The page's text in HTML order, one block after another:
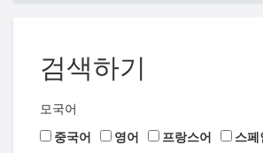
검색하기
모국어
중국어
영어 프랑스어 스페